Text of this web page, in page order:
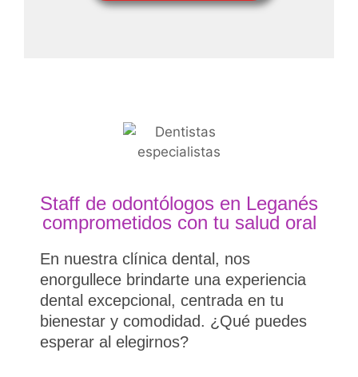
Staff de odontólogos en Leganés
comprometidos con tu salud oral
En nuestra clínica dental, nos
enorgullece brindarte una experiencia
dental excepcional, centrada en tu
bienestar y comodidad. ¿Qué puedes
esperar al elegirnos?